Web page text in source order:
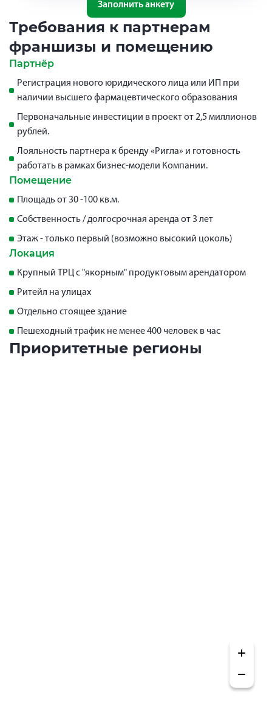
Заполнить анкету
Требования к партнерам
франшизы и помещению
Партнёр
Регистрация нового юридического лица или ИП при
наличии высшего фармацевтического образования
Первоначальные инвестиции в проект от 2,5 миллионов
рублей.
Лояльность партнера к бренду «Ригла» и готовность
работать в рамках бизнес-модели Компании.
Помещение
Площадь от 30 -100 кв.м.
Собственность / долгосрочная аренда от 3 лет
Этаж - только первый (возможно высокий цоколь)
Локация
Крупный ТРЦ с "якорным" продуктовым арендатором
Ритейл на улицах
Отдельно стоящее здание
Пешеходный трафик не менее 400 человек в час
Приоритетные регионы